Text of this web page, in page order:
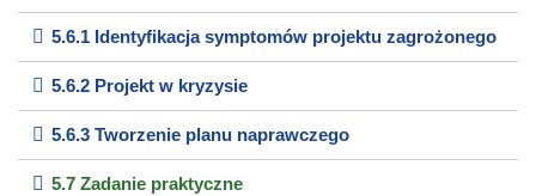
5.6.1 Identyfikacja symptomów projektu zagrożonego
5.6.2 Projekt w kryzysie
5.6.3 Tworzenie planu naprawczego
5.7 Zadanie praktyczne